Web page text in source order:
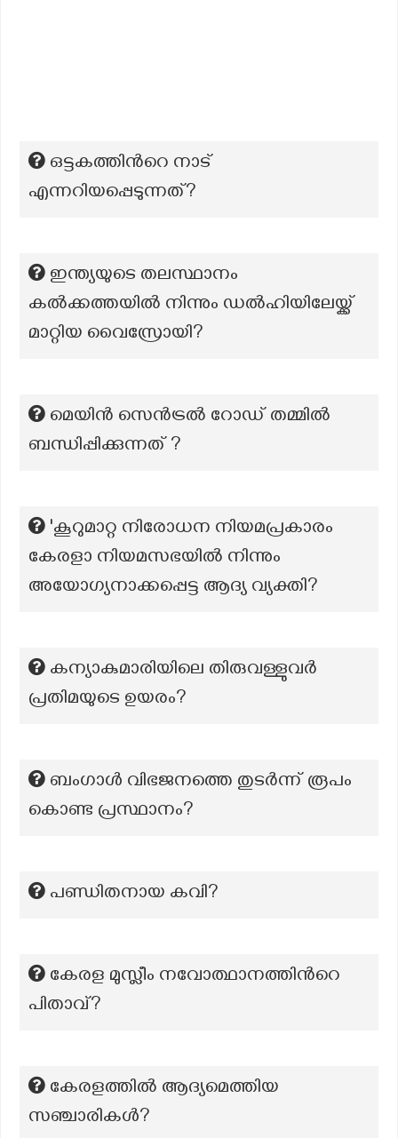
ഒട്ടകത്തിന്‍റെ നാട്
എന്നറിയപ്പെടുന്നത്?
ഇന്ത്യയുടെ തലസ്ഥാനം
കൽക്കത്തയിൽ നിന്നും ഡൽഹിയിലേയ്ക്ക്
മാറ്റിയ വൈസ്രോയി?
മെയിൻ സെൻട്രൽ റോഡ് തമ്മിൽ
ബന്ധിപ്പിക്കുന്നത് ?
'കൂറുമാറ്റ നിരോധന നിയമപ്രകാരം
കേരളാ നിയമസഭയിൽ നിന്നും
അയോഗ്യനാക്കപ്പെട്ട ആദ്യ വ്യക്തി?
കന്യാകുമാരിയിലെ തിരുവള്ളുവർ
പ്രതിമയുടെ ഉയരം?
ബംഗാൾ വിഭജനത്തെ തുടർന്ന് രൂപം
കൊണ്ട പ്രസ്ഥാനം?
പണ്ഡിതനായ കവി?
കേരള മുസ്ലീം നവോത്ഥാനത്തിന്‍റെ
പിതാവ്?
കേരളത്തിൽ ആദ്യമെത്തിയ
സഞ്ചാരികൾ?